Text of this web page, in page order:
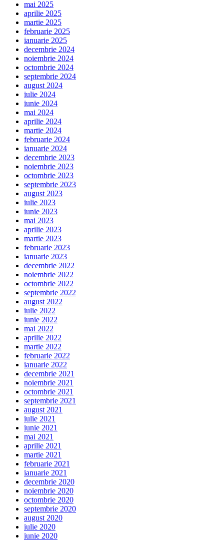
mai 2025
aprilie 2025
martie 2025
februarie 2025
ianuarie 2025
decembrie 2024
noiembrie 2024
octombrie 2024
septembrie 2024
august 2024
iulie 2024
iunie 2024
mai 2024
aprilie 2024
martie 2024
februarie 2024
ianuarie 2024
decembrie 2023
noiembrie 2023
octombrie 2023
septembrie 2023
august 2023
iulie 2023
iunie 2023
mai 2023
aprilie 2023
martie 2023
februarie 2023
ianuarie 2023
decembrie 2022
noiembrie 2022
octombrie 2022
septembrie 2022
august 2022
iulie 2022
iunie 2022
mai 2022
aprilie 2022
martie 2022
februarie 2022
ianuarie 2022
decembrie 2021
noiembrie 2021
octombrie 2021
septembrie 2021
august 2021
iulie 2021
iunie 2021
mai 2021
aprilie 2021
martie 2021
februarie 2021
ianuarie 2021
decembrie 2020
noiembrie 2020
octombrie 2020
septembrie 2020
august 2020
iulie 2020
iunie 2020